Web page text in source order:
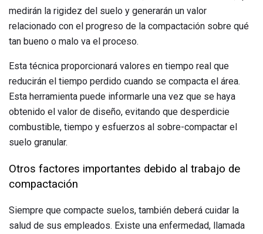
medirán la rigidez del suelo y generarán un valor
relacionado con el progreso de la compactación sobre qué
tan bueno o malo va el proceso.
Esta técnica proporcionará valores en tiempo real que
reducirán el tiempo perdido cuando se compacta el área.
Esta herramienta puede informarle una vez que se haya
obtenido el valor de diseño, evitando que desperdicie
combustible, tiempo y esfuerzos al sobre-compactar el
suelo granular.
Otros factores importantes debido al trabajo de
compactación
Siempre que compacte suelos, también deberá cuidar la
salud de sus empleados. Existe una enfermedad, llamada